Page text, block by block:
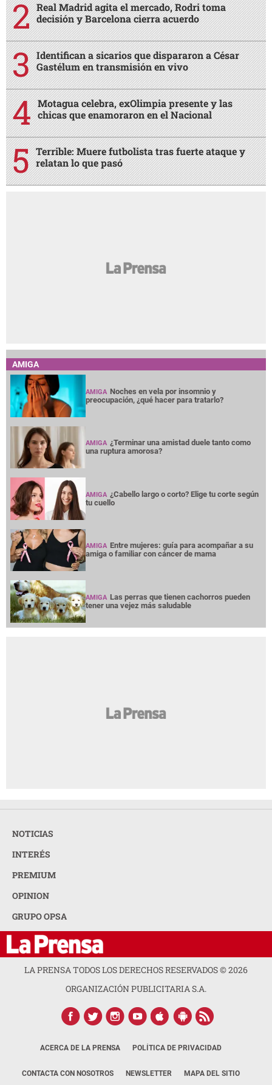
Real Madrid agita el mercado, Rodri toma
decisión y Barcelona cierra acuerdo
Identifican a sicarios que dispararon a César
Gastélum en transmisión en vivo
Motagua celebra, exOlimpia presente y las
chicas que enamoraron en el Nacional
Terrible: Muere futbolista tras fuerte ataque y
relatan lo que pasó
AMIGA
AMIGA Noches en vela por insomnio y
preocupación, ¿qué hacer para tratarlo?
AMIGA ¿Terminar una amistad duele tanto como
una ruptura amorosa?
AMIGA ¿Cabello largo o corto? Elige tu corte según
tu cuello
AMIGA Entre mujeres: guía para acompañar a su
amiga o familiar con cáncer de mama
AMIGA Las perras que tienen cachorros pueden
tener una vejez más saludable
NOTICIAS
INTERÉS
PREMIUM
OPINION
GRUPO OPSA
LA PRENSA TODOS LOS DERECHOS RESERVADOS ©2026
ORGANIZACIÓN PUBLICITARIA S.A.
ACERCA DE LA PRENSA POLÍTICA DE PRIVACIDAD
CONTACTA CON NOSOTROS NEWSLETTER MAPA DEL SITIO